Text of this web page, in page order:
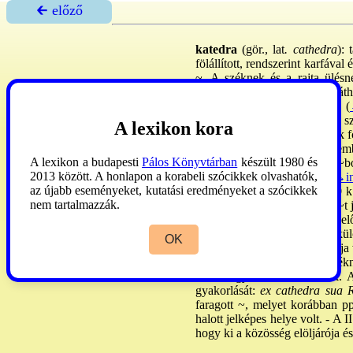
🡰 előző
katedra (gör., lat. cathedra):
fölállított, rendszerint karfával
~. A széknek és a rajta
láthatóvá. Így a ~ szemmel
), a ~ Mózesé (
igazságot szolgáltatott, külön
papság padjai között állították
tisztelet tárgya volt.
hivatalnokká léptek elő, s a
lezáró aktus, a ~ba ültetés
ezek a trónusok. - Vsz. 1000
köv. lépés az volt, amikor a
és baldachinként selymet írt
születésnapja'). Hamarosan
foglalatban őrzött Szt Péter
annak az egyszerű
'székesegyház'-nak
gyakorlását: ex cathedra sua
faragott ~, melyet korábban
halott jelképes helye volt. - A
hogy ki a közösség elöljárója
A lexikon kora
A lexikon a budapesti Pálos Könyvtárban készült 1980 és
2013 között. A honlapon a korabeli szócikkek olvashatók,
az újabb eseményeket, kutatási eredményeket a szócikkek
nem tartalmazzák.
OK